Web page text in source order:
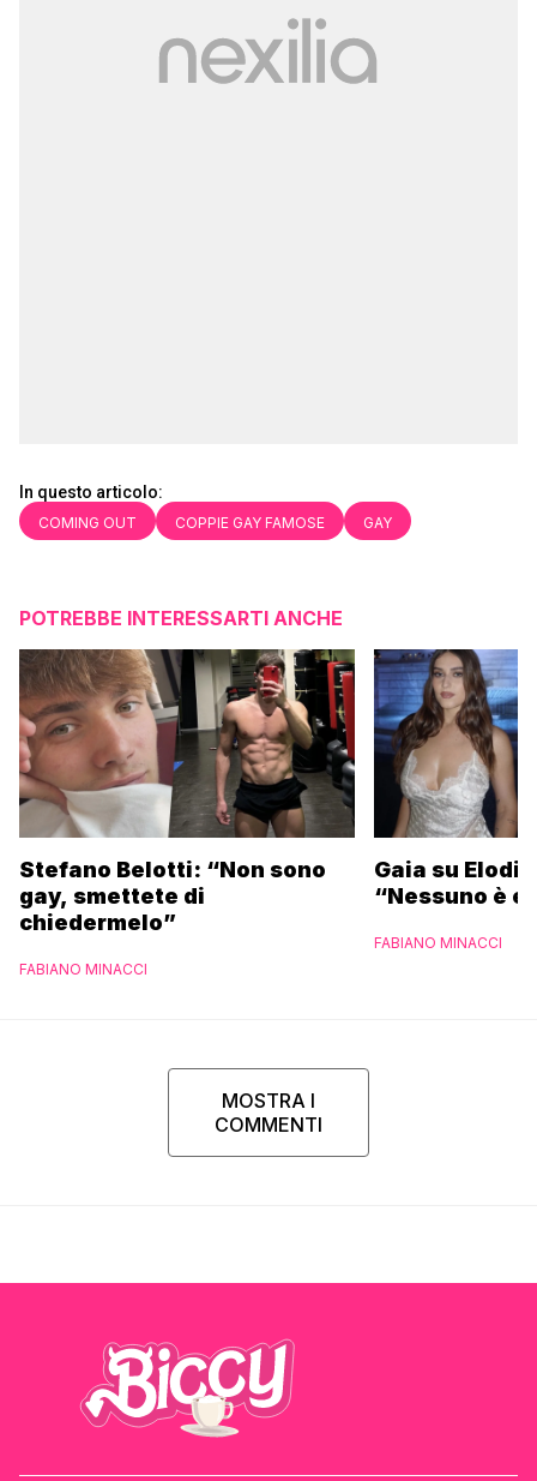
In questo articolo:
COMING OUT COPPIE GAY FAMOSE GAY
POTREBBE INTERESSARTI ANCHE
Stefano Belotti: “Non sono
gay, smettete di
chiedermelo”
FABIANO MINACCI
Gaia su
“Nessuno è
FABIANO MINACCI
MOSTRA I
COMMENTI